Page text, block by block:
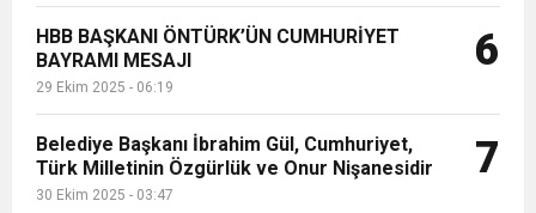
HBB BAŞKANI ÖNTÜRK’ÜN CUMHURİYET
BAYRAMI MESAJI
29 Ekim 2025 - 06:19
6
Belediye Başkanı İbrahim Gül, Cumhuriyet,
Türk Milletinin Özgürlük ve Onur Nişanesidir
30 Ekim 2025 - 03:47
7